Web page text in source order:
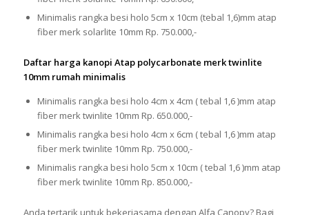
Minimalis rangka besi holo 5cm x 10cm (tebal 1,6)mm atap
fiber merk solarlite 10mm Rp. 750.000,-
Daftar harga kanopi Atap polycarbonate merk twinlite
10mm rumah minimalis
Minimalis rangka besi holo 4cm x 4cm ( tebal 1,6 )mm atap
fiber merk twinlite 10mm Rp. 650.000,-
Minimalis rangka besi holo 4cm x 6cm ( tebal 1,6 )mm atap
fiber merk twinlite 10mm Rp. 750.000,-
Minimalis rangka besi holo 5cm x 10cm ( tebal 1,6 )mm atap
fiber merk twinlite 10mm Rp. 850.000,-
Anda tertarik untuk bekerjasama dengan Alfa Canopy? Bagi